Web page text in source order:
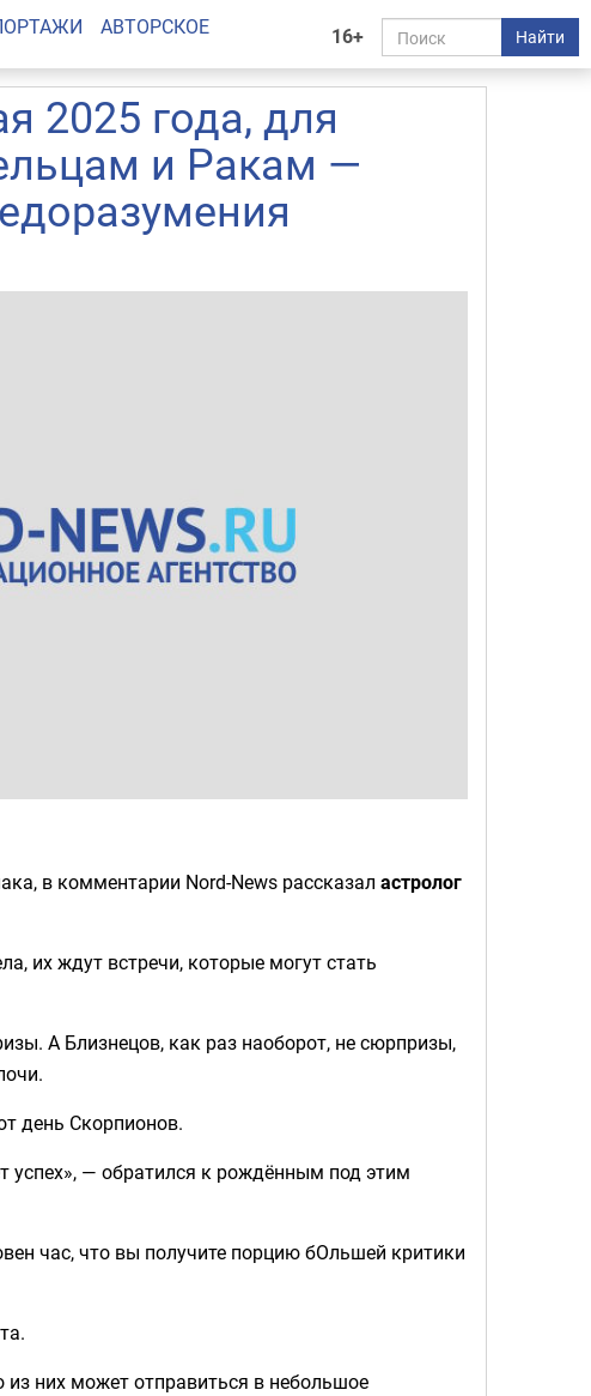
16+ Найти
АВТОРСКОЕ
2025 года, для
и Ракам —
в комментарии Nord-News рассказал астролог
их ждут встречи, которые могут стать
А Близнецов, как раз наоборот, не сюрпризы,
день Скорпионов.
успех», — обратился к рождённым под этим
час, что вы получите порцию бОльшей критики
из них может отправиться в небольшое